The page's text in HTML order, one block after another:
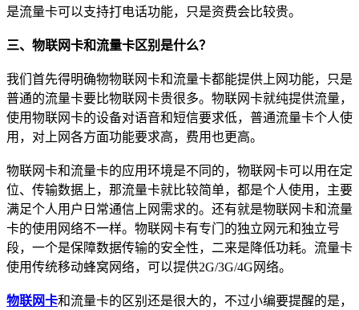
是流量卡可以支持打电话功能，只是资费会比较贵。
三、物联网卡和流量卡区别是什么？
我们首先得明确物物联网卡和流量卡都能提供上网功能，只是
普通的流量卡要比物联网卡贵很多。物联网卡就纯提供流量，
使用物联网卡的设备对语音和短信要求低，普通流量卡个人使
用，对上网各方面功能要求高，费用也更高。
物联网卡和流量卡的应用环境是不同的，物联网卡可以用在定
位、传输数据上，那流量卡就比较简单，都是个人使用，主要
满足个人用户日常通信上网需求的。还有就是物联网卡和流量
卡的使用网络不一样。物联网卡有专门的独立网元和独立号
段，一个是保障数据传输的安全性，二来是降低功耗。流量卡
使用传统移动蜂窝网络，可以提供2G/3G/4G网络。
物联网卡和流量卡的区别还是很大的，不过小编要提醒的是，